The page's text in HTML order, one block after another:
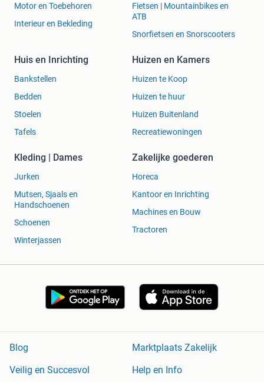
Motor en Toebehoren
Interieur en Bekleding
Fietsen | Mountainbikes en
ATB
Snorfietsen en Snorscooters
Huis en Inrichting
Bankstellen
Bedden
Stoelen
Tafels
Huizen en Kamers
Huizen te Koop
Huizen te huur
Huizen Buitenland
Recreatiewoningen
Kleding | Dames
Jurken
Mutsen, Sjaals en
Handschoenen
Schoenen
Winterjassen
Zakelijke goederen
Horeca
Kantoor en Inrichting
Machines en Bouw
Tractoren
Blog
Marktplaats Zakelijk
Veilig en Succesvol
Help en Info